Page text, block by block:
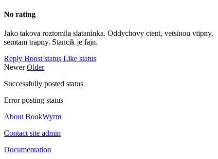
No rating
Jako takova roztomila slataninka. Oddychovy cteni, vetsinou vtipny,
semtam trapny. Stancik je fajn.
Reply Boost status Like status
NewerOlder
Successfully posted status
Error posting status
About BookWyrm
Contact site admin
Documentation